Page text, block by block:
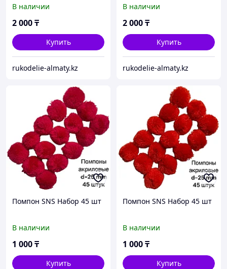
В наличии
2 000₸
Купить
rukodelie-almaty.kz
В наличии
2 000₸
Купить
rukodelie-almaty.kz
Помпон SNS Набор 45 шт
В наличии
1 000₸
Купить
Помпон SNS Набор 45 шт
В наличии
1 000₸
Купить